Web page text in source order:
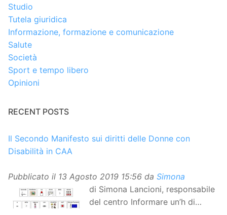
Studio
Tutela giuridica
Informazione, formazione e comunicazione
Salute
Società
Sport e tempo libero
Opinioni
RECENT POSTS
Il Secondo Manifesto sui diritti delle Donne con
Disabilità in CAA
Pubblicato il 13 Agosto 2019 15:56 da Simona
di Simona Lancioni, responsabile
del centro Informare un’h di